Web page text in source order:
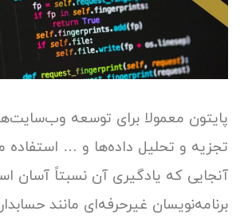
پایتون معمولا برای توسعه وب‌سایت‌ها
تجزیه و تحلیل داده‌ها و … استفاده
آنجایی که یادگیری آن نسبتاً آسان
برنامه‌نویسان غیرحرفه‌ای مانند